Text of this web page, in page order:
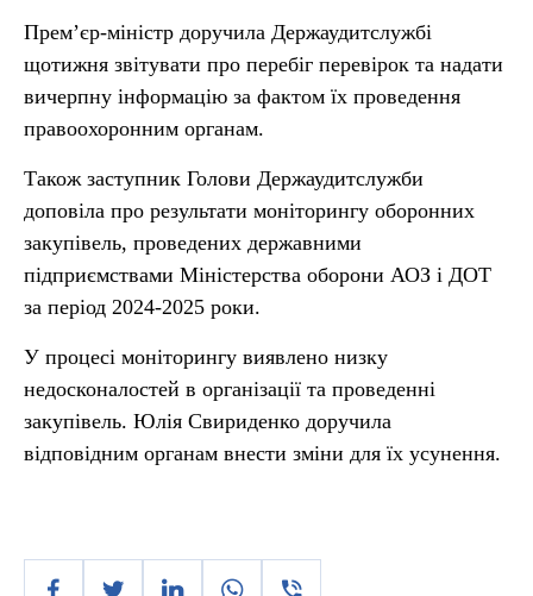
Прем’єр-міністр доручила Держаудитслужбі
щотижня звітувати про перебіг перевірок та надати
вичерпну інформацію за фактом їх проведення
правоохоронним органам.
Також заступник Голови Держаудитслужби
доповіла про результати моніторингу оборонних
закупівель, проведених державними
підприємствами Міністерства оборони АОЗ і ДОТ
за період 2024-2025 роки.
У процесі моніторингу виявлено низку
недосконалостей в організації та проведенні
закупівель. Юлія Свириденко доручила
відповідним органам внести зміни для їх усунення.